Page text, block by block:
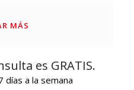
MÁS
es GRATIS.
días a la semana